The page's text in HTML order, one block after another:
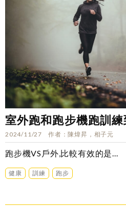
室外跑和跑步機跑訓
2024/11/27 作者 陳煒昇，相子元
跑步機VS戶外,比較有效的是...
健康 訓練 跑步